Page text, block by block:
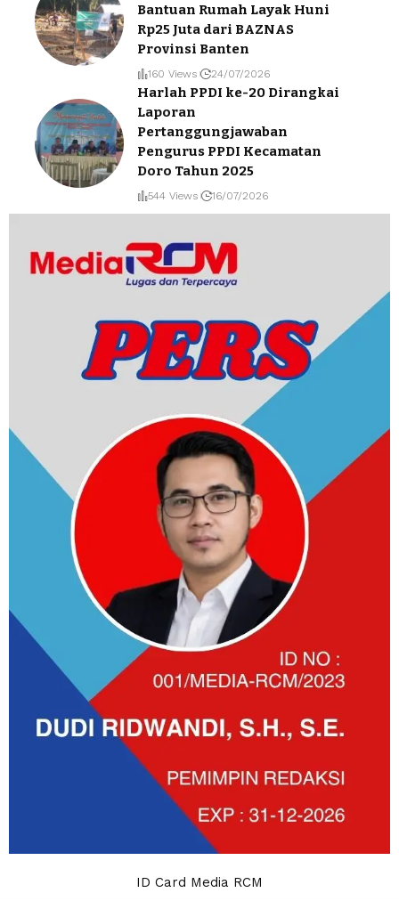
Bantuan Rumah Layak Huni
Rp25 Juta dari BAZNAS
Provinsi Banten
160 Views 24/07/2026
Harlah PPDI ke-20 Dirangkai
Laporan
Pertanggungjawaban
Pengurus PPDI Kecamatan
Doro Tahun 2025
544 Views 16/07/2026
ID Card Media RCM